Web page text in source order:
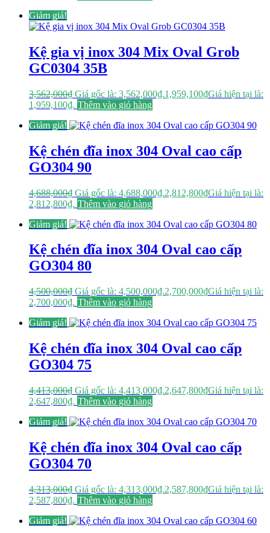
Giảm giá!
Kệ gia vị inox 304 Mix Oval Grob
GC0304 35B
3,562,000₫ Giá gốc là: 3,562,000₫.1,959,100₫Giá hiện tại là:
1,959,100₫. Thêm vào giỏ hàng
Giảm giá!
Kệ chén đĩa inox 304 Oval cao cấp
GO304 90
4,688,000₫ Giá gốc là: 4,688,000₫.2,812,800₫Giá hiện tại là:
2,812,800₫. Thêm vào giỏ hàng
Giảm giá!
Kệ chén đĩa inox 304 Oval cao cấp
GO304 80
4,500,000₫ Giá gốc là: 4,500,000₫.2,700,000₫Giá hiện tại là:
2,700,000₫. Thêm vào giỏ hàng
Giảm giá!
Kệ chén đĩa inox 304 Oval cao cấp
GO304 75
4,413,000₫ Giá gốc là: 4,413,000₫.2,647,800₫Giá hiện tại là:
2,647,800₫. Thêm vào giỏ hàng
Giảm giá!
Kệ chén đĩa inox 304 Oval cao cấp
GO304 70
4,313,000₫ Giá gốc là: 4,313,000₫.2,587,800₫Giá hiện tại là:
2,587,800₫. Thêm vào giỏ hàng
Giảm giá!